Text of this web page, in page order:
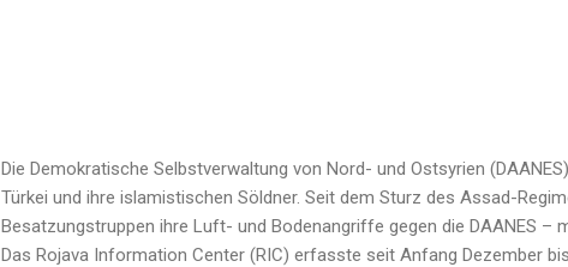
Die Demokratische Selbstverwaltung von Nord- und Ostsyrien
Türkei und ihre islamistischen Söldner. Seit dem Sturz des Assad-
Besatzungstruppen ihre Luft- und Bodenangriffe gegen die DAANES –
Das Rojava Information Center (RIC) erfasste seit Anfang Dezember